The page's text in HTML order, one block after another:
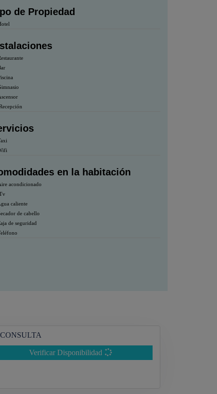
de Propiedad
en la habitación
acondicionado
caliente
de cabello
de seguridad
CONSULTA
Verificar Disponibilidad